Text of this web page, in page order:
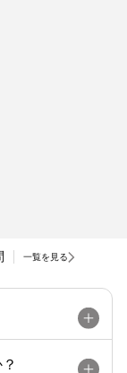
一覧を見る